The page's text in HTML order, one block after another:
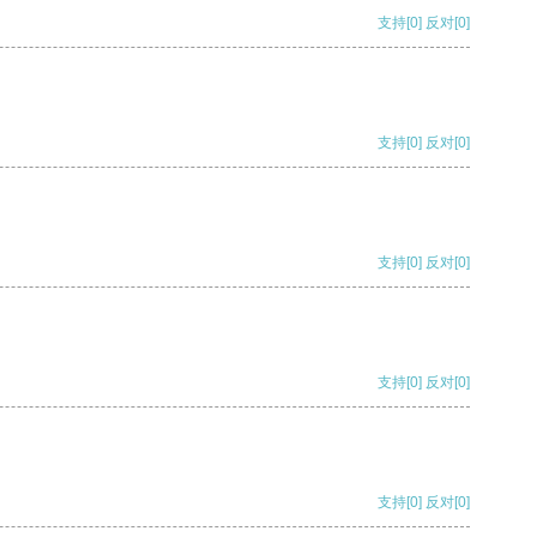
支持[0] 反对[0]
支持[0] 反对[0]
支持[0] 反对[0]
支持[0] 反对[0]
支持[0] 反对[0]